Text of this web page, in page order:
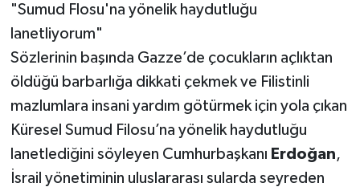
"Sumud Flosu'na yönelik haydutluğu
lanetliyorum"
Sözlerinin başında Gazze’de çocukların açlıktan
öldüğü barbarlığa dikkati çekmek ve Filistinli
mazlumlara insani yardım götürmek için yola çıkan
Küresel Sumud Filosu’na yönelik haydutluğu
lanetlediğini söyleyen Cumhurbaşkanı Erdoğan,
İsrail yönetiminin uluslararası sularda seyreden